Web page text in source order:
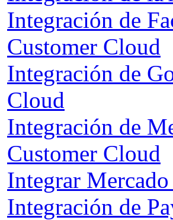
Integración de
Customer Cloud
Integración de
Cloud
Integración de
Customer Cloud
Integrar
Integración de